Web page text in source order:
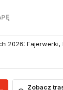
2026:
Zobacz